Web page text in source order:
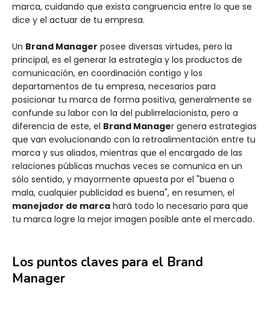
marca, cuidando que exista congruencia entre lo que se
dice y el actuar de tu empresa.
Un Brand Manager posee diversas virtudes, pero la
principal, es el generar la estrategia y los productos de
comunicación, en coordinación contigo y los
departamentos de tu empresa, necesarios para
posicionar tu marca de forma positiva, generalmente se
confunde su labor con la del publirrelacionista, pero a
diferencia de este, el Brand Manager genera estrategias
que van evolucionando con la retroalimentación entre tu
marca y sus aliados, mientras que el encargado de las
relaciones públicas muchas veces se comunica en un
sólo sentido, y mayormente apuesta por el "buena o
mala, cualquier publicidad es buena", en resumen, el
manejador de marca hará todo lo necesario para que
tu marca logre la mejor imagen posible ante el mercado.
Los puntos claves para el Brand
Manager